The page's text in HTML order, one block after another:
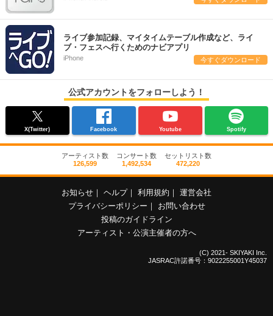
ライブ参加記録、マイタイムテーブル作成など、ライ
ブ・フェスへ行くためのナビアプリ
iPhone 今すぐダウンロード
公式アカウントをフォローしよう！
X(Twitter) Facebook Youtube Spotify
アーティスト数
126,599
コンサート数
1,492,534
セットリスト数
472,220
お知らせ ヘルプ 利用規約
運営会社
プライバシーポリシー
お問い合わせ
投稿のガイドライン
アーティスト・公演主催者の方へ
(C) 2021- SKIYAKI Inc.
JASRAC許諾番号：9022255001Y45037